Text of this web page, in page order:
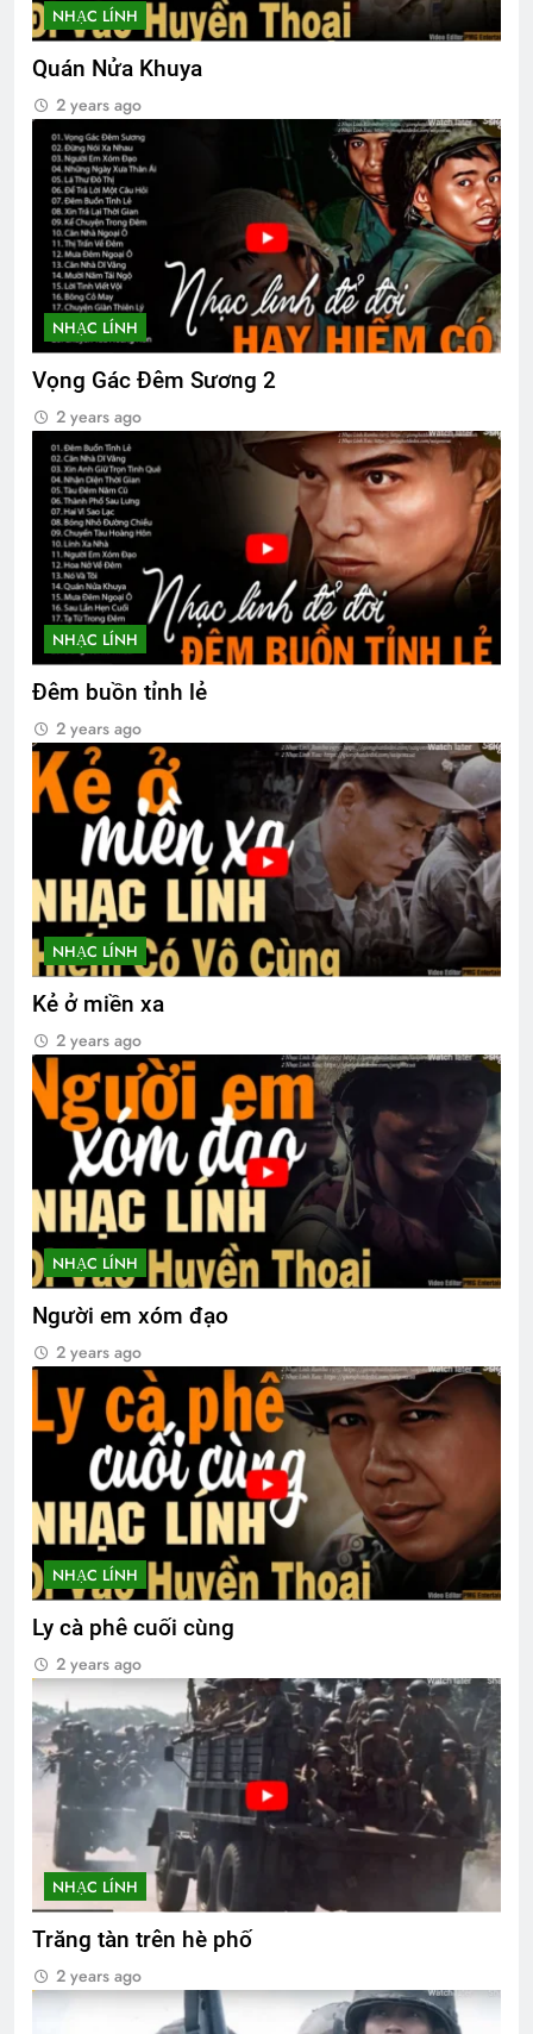
NHẠC LÍNH
Quán Nửa Khuya
2 years ago
NHẠC LÍNH
Vọng Gác Đêm Sương 2
2 years ago
NHẠC LÍNH
Đêm buồn tỉnh lẻ
2 years ago
NHẠC LÍNH
Kẻ ở miền xa
2 years ago
NHẠC LÍNH
Người em xóm đạo
2 years ago
NHẠC LÍNH
Ly cà phê cuối cùng
2 years ago
NHẠC LÍNH
Trăng tàn trên hè phố
2 years ago